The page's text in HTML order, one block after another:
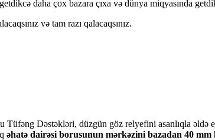
daha çox bazara çıxa və dünya miqyasında
və tam razı qalacaqsınız.
Tüfəng Dəstəkləri, düzgün göz relyefini asanlıqla əldə
əhatə dairəsi borusunun mərkəzini bazadan 40